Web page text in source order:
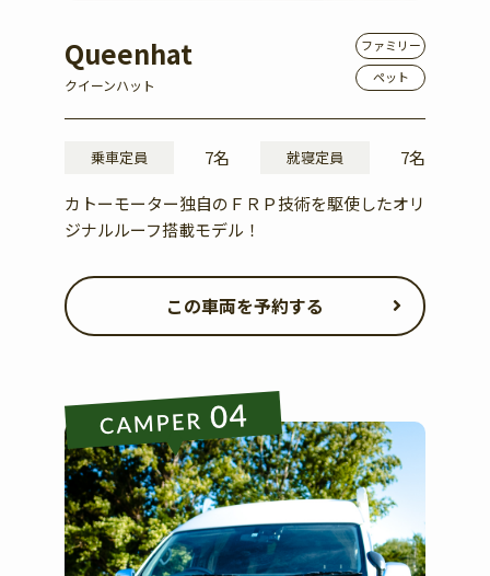
Queenhat
クイーンハット
ファミリー
ペット
乗車定員 7名 就寝定員
7名
カトーモーター独自のＦＲＰ技術を駆使したオリ
ジナルルーフ搭載モデル！
この車両を予約する